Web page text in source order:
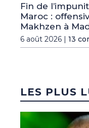
Fin de
Maroc :
Makhzen à
6 août 2026 | 13
LES PLUS